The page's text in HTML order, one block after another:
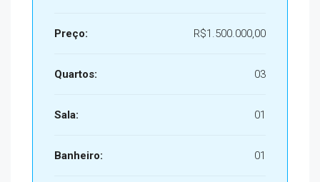
Preço: R$1.500.000,00
Quartos: 03
Sala: 01
Banheiro: 01